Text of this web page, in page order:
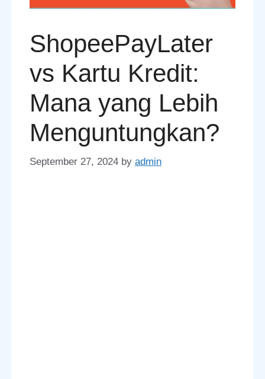
ShopeePayLater
vs Kartu Kredit:
Mana yang Lebih
Menguntungkan?
September 27, 2024 by admin